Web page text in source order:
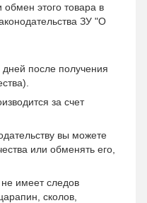
обмен этого товара в
ЗУ "О
после получения
за счет
вы можете
или обменять его,
имеет следов
сколов,